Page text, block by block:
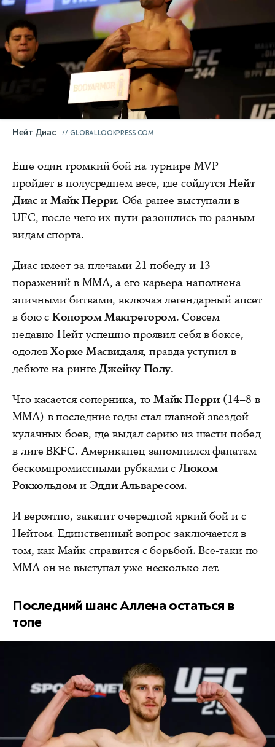
Нейт Диас GLOBALLOOKPRESS.COM
Еще один громкий бой на турнире MVP
пройдет в полусреднем весе, где сойдутся Нейт
Диас иМайк Перри. Оба ранее выступали в
UFC, после чего их пути разошлись по разным
видам спорта.
Диас имеет за плечами 21 победу и 13
поражений в MMA, а его карьера наполнена
эпичными битвами, включая легендарный апсет
в бою сКонором Макгрегором. Совсем
недавно Нейт успешно проявил себя в боксе,
одолевХорхе Масвидаля, правда уступил в
дебюте на рингеДжейку Полу.
Что касается соперника, тоМайк Перри(14–8 в
ММА) в последние годы стал главной звездой
кулачных боев, где выдал серию из шести побед
в лиге BKFC. Американец запомнился фанатам
бескомпромиссными рубками сЛюком
Рокхольдом и Эдди Альваресом.
И вероятно, закатит очередной яркий бой и с
Нейтом. Единственный вопрос заключается в
том, как Майк справится с борьбой. Все-таки по
ММА он не выступал уже несколько лет.
Последний шанс Аллена остаться в
топе